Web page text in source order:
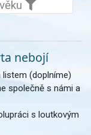
nebojí
(doplníme)
společně s námi a
s loutkovým